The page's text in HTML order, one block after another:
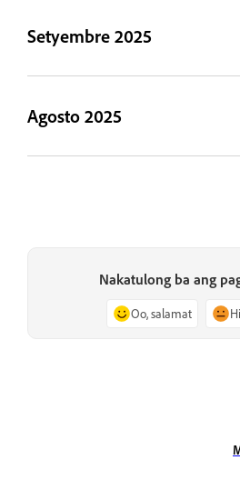
Setyembre 2025
Agosto 2025
Nakatulong ba ang
Oo, salamat